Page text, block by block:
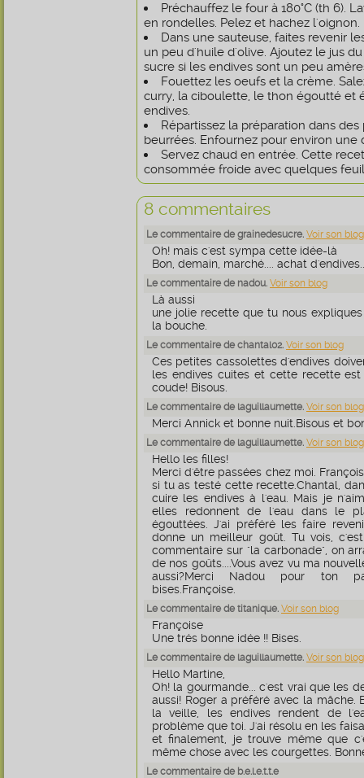
Préchauffez le four à 180°C (th 6).
en rondelles. Pelez et hachez l'oignon.
Dans une sauteuse, faites revenir
un peu d'huile d'olive. Ajoutez le jus
sucre si les endives sont un peu
Fouettez les oeufs et la crème.
curry, la ciboulette, le thon égoutté et
endives.
Répartissez la préparation dans
beurrées. Enfournez pour environ une
Servez chaud en entrée. Cette
consommée froide avec quelques
8 commentaires
Le commentaire de grainedesucre. Voir son blog
Oh! mais c'est sympa cette idée-là
Bon, demain, marché.... achat
Le commentaire de nadou. Voir son blog
Là aussi
une jolie recette que tu nous
la bouche.
Le commentaire de chantal02. Voir son blog
Ces petites cassolettes d'endives
les endives cuites et cette recette
coude! Bisous.
Le commentaire de laguillaumette. Voir son blog
Merci Annick et bonne nuit.Bisous et
Le commentaire de laguillaumette. Voir son blog
Hello les filles!
Merci d'être passées chez moi.
si tu as testé cette recette.Chantal,
cuire les endives à l'eau. Mais je
elles redonnent de l'eau dans le
égouttées. J'ai préféré les faire
donne un meilleur goût. Tu vois,
commentaire sur "la carbonade", on
de nos goûts....Vous avez vu ma
aussi?Merci Nadou pour ton
bises.Françoise.
Le commentaire de titanique. Voir son blog
Françoise
Une trés bonne idée !! Bises.
Le commentaire de laguillaumette. Voir son blog
Hello Martine,
Oh! la gourmande... c'est vrai que les
aussi! Roger a préféré avec la mâche.
la veille, les endives rendent de
problème que toi. J'ai résolu en les
et finalement, je trouve même que
même chose avec les courgettes.
Le commentaire de b.e.l.e.t.t.e